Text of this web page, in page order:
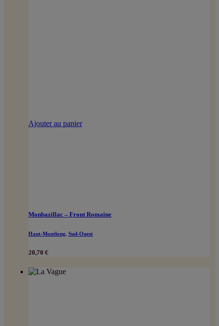
Ajouter au panier
Monbazillac – Front Romaine
Haut-Montlong, Sud-Ouest
20,70 €